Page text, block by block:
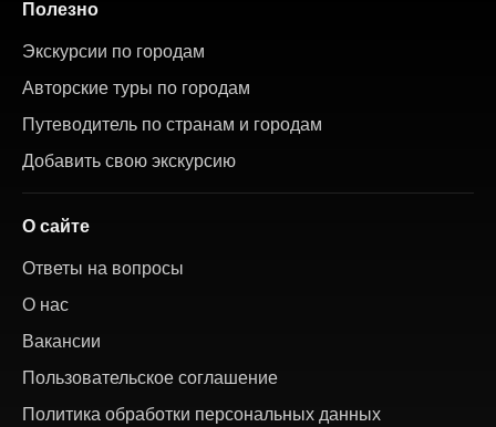
Полезно
Экскурсии по городам
Авторские туры по городам
Путеводитель по странам и городам
Добавить свою экскурсию
О сайте
Ответы на вопросы
О нас
Вакансии
Пользовательское соглашение
Политика обработки персональных данных